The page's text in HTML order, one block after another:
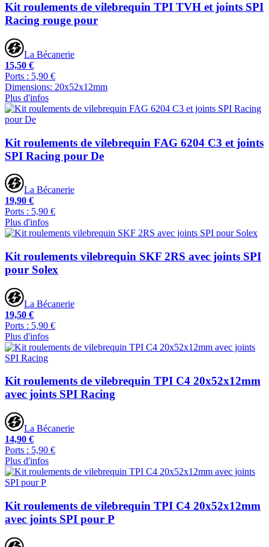
Kit roulements de vilebrequin TPI TVH et joints SPI
Racing rouge pour
La Bécanerie
15,50 €
Ports : 5,90 €
Dimensions: 20x52x12mm
Plus d'infos
Kit roulements de vilebrequin FAG 6204 C3 et joints
SPI Racing pour De
La Bécanerie
19,90 €
Ports : 5,90 €
Plus d'infos
Kit roulements vilebrequin SKF 2RS avec joints SPI
pour Solex
La Bécanerie
19,50 €
Ports : 5,90 €
Plus d'infos
Kit roulements de vilebrequin TPI C4 20x52x12mm
avec joints SPI Racing
La Bécanerie
14,90 €
Ports : 5,90 €
Plus d'infos
Kit roulements de vilebrequin TPI C4 20x52x12mm
avec joints SPI pour P